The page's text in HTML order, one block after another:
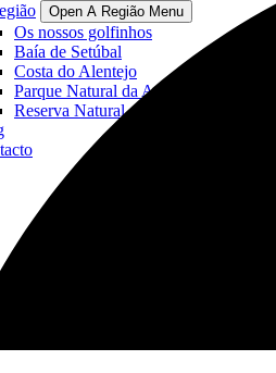
Open A Região Menu
Os nossos golfinhos
Baía de Setúbal
Costa do Alentejo
Parque Natural da Arrábida
Reserva Natural de Sado